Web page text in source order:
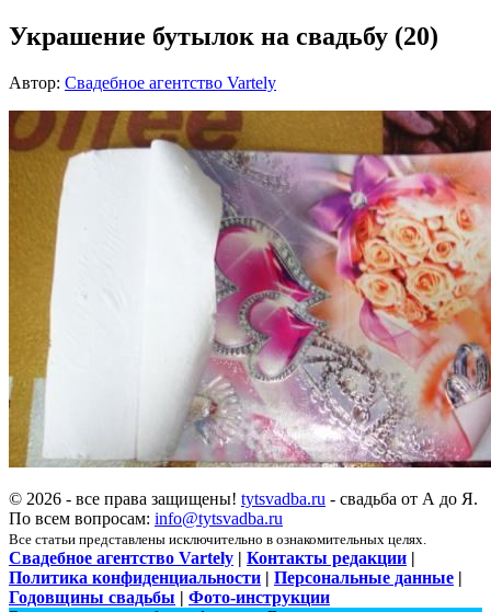
Украшение бутылок на свадьбу (20)
Автор: Свадебное агентство Vartely
© 2026 - все права защищены! tytsvadba.ru - свадьба от А до Я.
По всем вопросам: info@tytsvadba.ru
Все статьи представлены исключительно в ознакомительных целях.
Свадебное агентство Vartely | Контакты редакции |
Политика конфиденциальности | Персональные данные |
Годовщины свадьбы | Фото-инструкции